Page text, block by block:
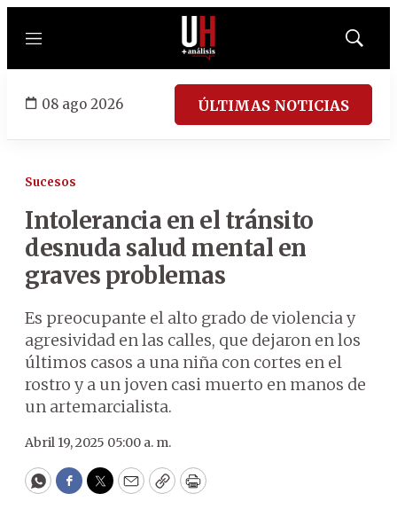
Menú
Mostrar
08 ago 2026 ÚLTIMAS NOTICIAS
Sucesos
Intolerancia en el tránsito
desnuda salud mental en
graves problemas
Es preocupante el alto grado de violencia y
agresividad en las calles, que dejaron en los
últimos casos a una niña con cortes en el
rostro y a un joven casi muerto en manos de
un artemarcialista.
Abril 19, 2025 05:00 a. m.
WhatsApp
Facebook
Twitter
EmailCopyPrint